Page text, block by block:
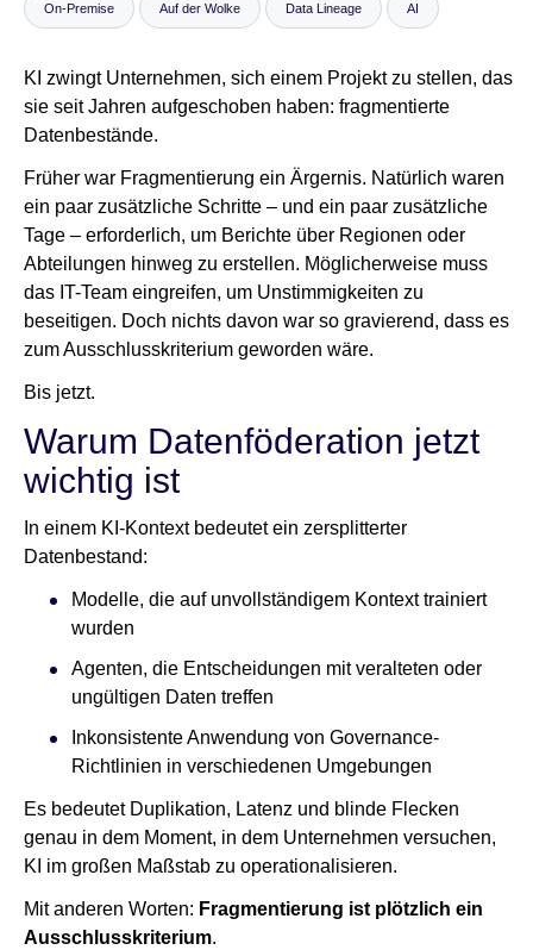
On-Premise Auf der Wolke Data Lineage AI
KI zwingt Unternehmen, sich einem Projekt zu stellen, das
sie seit Jahren aufgeschoben haben: fragmentierte
Datenbestände.
Früher war Fragmentierung ein Ärgernis. Natürlich waren
ein paar zusätzliche Schritte – und ein paar zusätzliche
Tage – erforderlich, um Berichte über Regionen oder
Abteilungen hinweg zu erstellen. Möglicherweise muss
das IT-Team eingreifen, um Unstimmigkeiten zu
beseitigen. Doch nichts davon war so gravierend, dass es
zum Ausschlusskriterium geworden wäre.
Bis jetzt.
Warum Datenföderation jetzt
wichtig ist
In einem KI-Kontext bedeutet ein zersplitterter
Datenbestand:
Modelle, die auf unvollständigem Kontext trainiert
wurden
Agenten, die Entscheidungen mit veralteten oder
ungültigen Daten treffen
Inkonsistente Anwendung von Governance-
Richtlinien in verschiedenen Umgebungen
Es bedeutet Duplikation, Latenz und blinde Flecken
genau in dem Moment, in dem Unternehmen versuchen,
KI im großen Maßstab zu operationalisieren.
Mit anderen Worten: Fragmentierung ist plötzlich ein
Ausschlusskriterium.